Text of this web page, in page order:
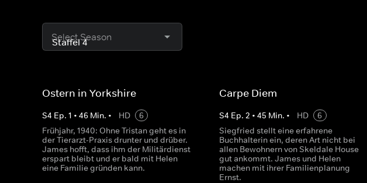
Select Season
Ostern in Yorkshire
S4 Ep. 1 • 46 Min. • HD
6
Frühjahr, 1940: Ohne Tristan geht es in
der Tierarzt-Praxis drunter und drüber.
James hofft, dass ihm der Militärdienst
erspart bleibt und er bald mit Helen
eine Familie gründen kann.
Carpe Diem
S4 Ep.2 •45 Min. • HD
6
Siegfried stellt eine erfahrene
Buchhalterin ein, deren Art nicht bei
allen Bewohnern von Skeldale House
gut ankommt. James und Helen
machen mit ihrer Familienplanung
Ernst.